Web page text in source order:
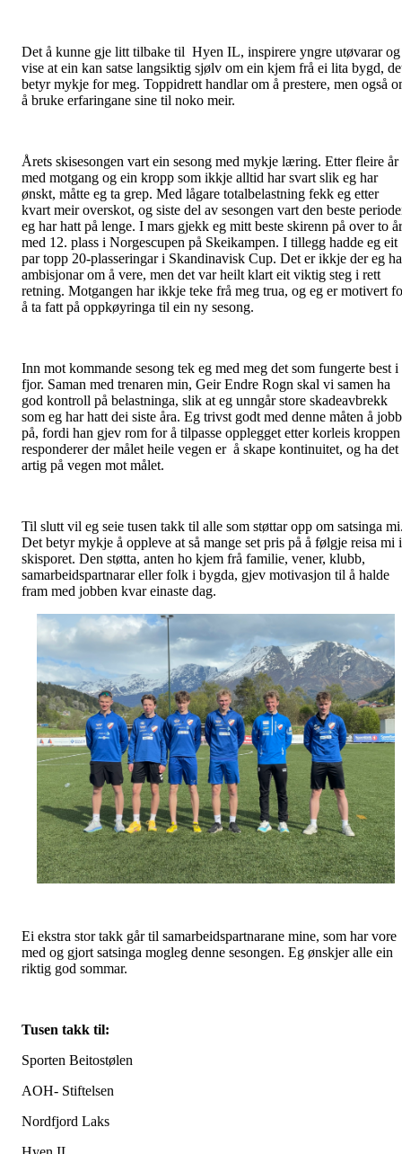
Det å kunne gje litt tilbake til Hyen IL, inspirere yngre utøvarar og
vise at ein kan satse langsiktig sjølv om ein kjem frå ei lita bygd,
betyr mykje for meg. Toppidrett handlar om å prestere, men også
å bruke erfaringane sine til noko meir.
Årets skisesongen vart ein sesong med mykje læring. Etter fleire år
med motgang og ein kropp som ikkje alltid har svart slik eg har
ønskt, måtte eg ta grep. Med lågare totalbelastning fekk eg etter
kvart meir overskot, og siste del av sesongen vart den beste
eg har hatt på lenge. I mars gjekk eg mitt beste skirenn på over to
med 12. plass i Norgescupen på Skeikampen. I tillegg hadde eg eit
par topp 20-plasseringar i Skandinavisk Cup. Det er ikkje der eg
ambisjonar om å vere, men det var heilt klart eit viktig steg i rett
retning. Motgangen har ikkje teke frå meg trua, og eg er motivert
å ta fatt på oppkøyringa til ein ny sesong.
Inn mot kommande sesong tek eg med meg det som fungerte best i
fjor. Saman med trenaren min, Geir Endre Rogn skal vi samen ha
god kontroll på belastninga, slik at eg unngår store skadeavbrekk
som eg har hatt dei siste åra. Eg trivst godt med denne måten å
på, fordi han gjev rom for å tilpasse opplegget etter korleis kroppen
responderer der målet heile vegen er å skape kontinuitet, og ha det
artig på vegen mot målet.
Til slutt vil eg seie tusen takk til alle som støttar opp om satsinga
Det betyr mykje å oppleve at så mange set pris på å følgje reisa mi i
skisporet. Den støtta, anten ho kjem frå familie, vener, klubb,
samarbeidspartnarar eller folk i bygda, gjev motivasjon til å halde
fram med jobben kvar einaste dag.
Ei ekstra stor takk går til samarbeidspartnarane mine, som har vore
med og gjort satsinga mogleg denne sesongen. Eg ønskjer alle ein
riktig god sommar.
Tusen takk til:
Sporten Beitostølen
AOH- Stiftelsen
Nordfjord Laks